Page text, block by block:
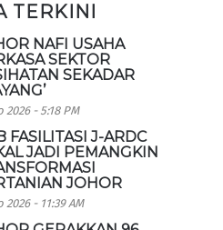
TERKINI
NAFI USAHA
SEKTOR
SEKADAR
2026 - 5:18 PM
FASILITASI J-ARDC
JADI PEMANGKIN
JOHOR
2026 - 11:39 AM